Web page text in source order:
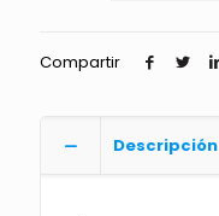
Compartir
Descripción